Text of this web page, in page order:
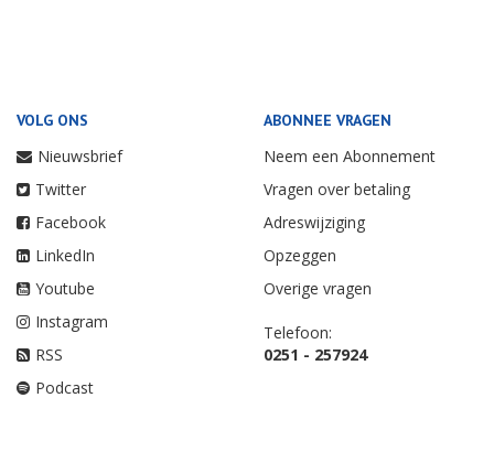
VOLG ONS
Nieuwsbrief
Twitter
Facebook
LinkedIn
Youtube
Instagram
RSS
Podcast
ABONNEE VRAGEN
Neem een Abonnement
Vragen over betaling
Adreswijziging
Opzeggen
Overige vragen
Telefoon:
0251 - 257924